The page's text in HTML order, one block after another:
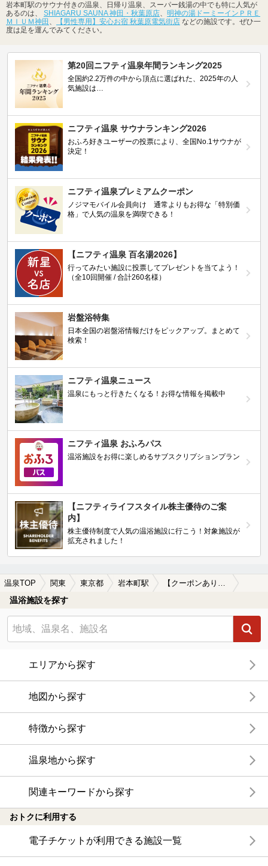
岩本町駅のサウナ付きの温泉、日帰り温泉、スーパー銭湯の中でも特に人気が
あるのは、 SHIAGARU SAUNA 神田・秋葉原店、 明神の湯ドーミーインＰＲＥ
ＭＩＵＭ神田 、 【男性専用】安心お宿 秋葉原電気街店 などの施設です。ぜひ一
度は足を運んでみてください。
第20回ニフティ温泉年間ランキング2025
全国約2.2万件の中から頂点に選ばれた、2025年の人
気施設は…
ニフティ温泉 サウナランキング2026
おふろ好きユーザーの投票により、全国No.1サウナが
決定！
ニフティ温泉プレミアムクーポン
ノジマモバイル会員向け 通常よりもお得な「特別価
格」で人気の温泉を満喫できる！
【ニフティ温泉 百名湯2026】
行ってみたい施設に投票してプレゼントを当てよう！
（全10回開催 / 合計260名様）
岩盤浴特集
日本全国の岩盤浴情報だけをピックアップ。まとめて
検索！
ニフティ温泉ニュース
温泉にもっと行きたくなる！お得な情報を掲載中
ニフティ温泉 おふろパス
温浴施設をお得に楽しめるサブスクリプションプラン
【ニフティライフスタイル株主優待のご案
内】
株主優待制度で人気の温浴施設に行こう！対象施設が
拡充されました！
温泉TOP 関東 東京都 岩本町駅
温浴施設を探す
エリアから探す
地図から探す
特徴から探す
温泉地から探す
関連キーワードから探す
おトクに利用する
電子チケットが利用できる施設一覧